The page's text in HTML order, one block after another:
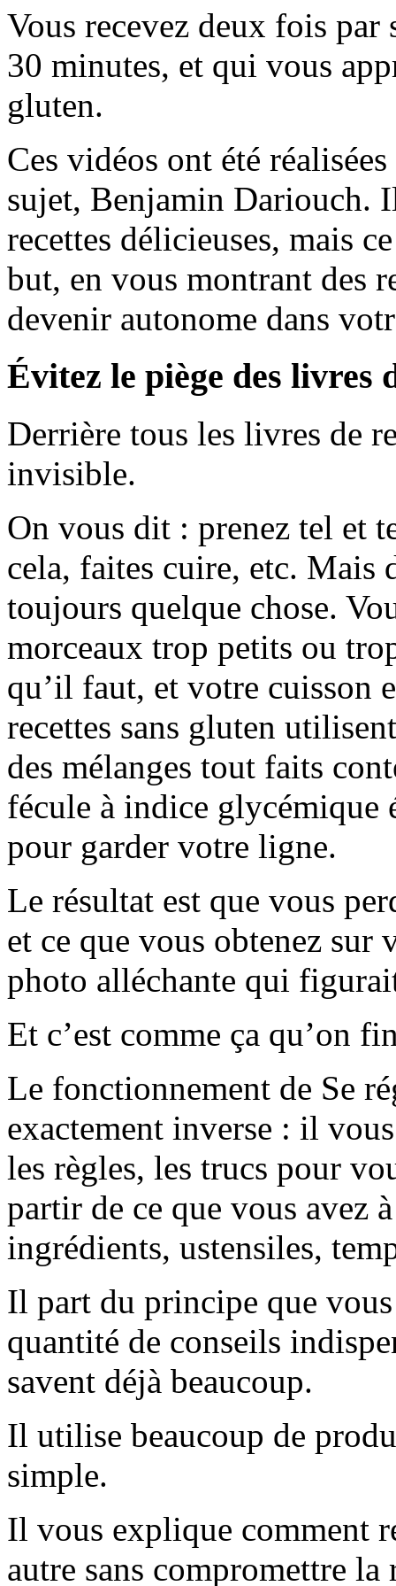
Vous recevez deux fois
30 minutes, et qui vous
gluten.
Ces vidéos ont été
sujet, Benjamin Dariouch.
recettes délicieuses, mais
but, en vous montrant des
devenir autonome dans
Évitez le piège des livres
Derrière tous les livres de
invisible.
On vous dit : prenez tel et
cela, faites cuire, etc. Mais
toujours quelque chose.
morceaux trop petits ou
qu’il faut, et votre cuisson
recettes sans gluten
des mélanges tout faits
fécule à indice glycémique
pour garder votre ligne.
Le résultat est que vous
et ce que vous obtenez sur
photo alléchante qui
Et c’est comme ça qu’on
Le fonctionnement de Se
exactement inverse : il
les règles, les trucs pour
partir de ce que vous avez
ingrédients, ustensiles,
Il part du principe que
quantité de conseils
savent déjà beaucoup.
Il utilise beaucoup de
simple.
Il vous explique comment
autre sans compromettre la